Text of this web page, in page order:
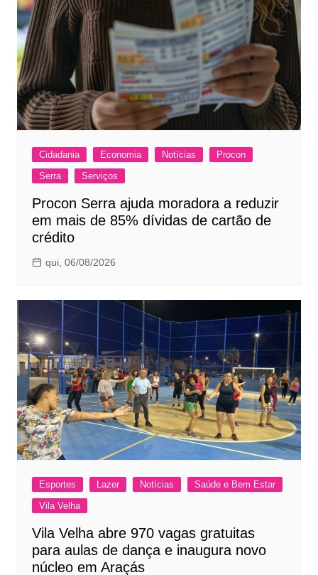
Cidadania Economia Notícias
Procon
Serra
Serviços
Procon Serra ajuda moradora a reduzir
em mais de 85% dívidas de cartão de
crédito
qui, 06/08/2026
Esportes Lazer Notícias
Saúde e Bem Estar
Vila Velha
Vila Velha abre 970 vagas gratuitas
para aulas de dança e inaugura novo
núcleo em Araçás